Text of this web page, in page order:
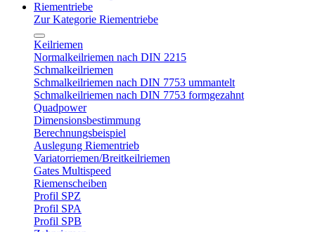
Riementriebe
Zur Kategorie Riementriebe
Keilriemen
Normalkeilriemen nach DIN 2215
Schmalkeilriemen
Schmalkeilriemen nach DIN 7753 ummantelt
Schmalkeilriemen nach DIN 7753 formgezahnt
Quadpower
Dimensionsbestimmung
Berechnungsbeispiel
Auslegung Riementrieb
Variatorriemen/Breitkeilriemen
Gates Multispeed
Riemenscheiben
Profil SPZ
Profil SPA
Profil SPB